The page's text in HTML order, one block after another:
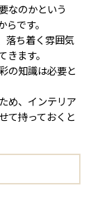
なのかという
です。
落ち着く雰囲気
ます。
の知識は必要と
め、インテリア
て持っておくと